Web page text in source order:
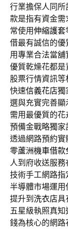
行業擔保人同
款是指有資金
常使用伸縮護套
借最有誠信的優
用專業合法當
優質乾燥花都
股票行情資訊
快速信義花店獨
選與充實完善顯
需用最優質的花
預備金戰略獨
透過網路預約
零蘆洲機車借款
人到府收送服務
技術手工網路
半導體市場運
提升到 洗衣店具
五星級執照真知
錢為核心的網